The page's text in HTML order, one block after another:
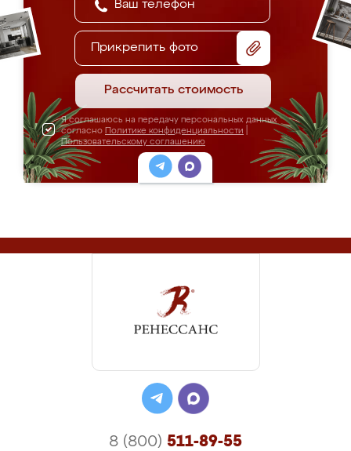
Прикрепить фото
Рассчитать стоимость
Я соглашаюсь на передачу персональных данных
согласно Политике конфиденциальности
Пользовательскому соглашению
8 (800) 511-89-55